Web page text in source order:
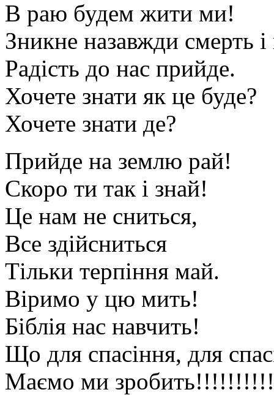
В раю будем жити ми!
Зникне назавжди смерть і
Радість до нас прийде.
Хочете знати як це буде?
Хочете знати де?
Прийде на землю рай!
Скоро ти так і знай!
Це нам не сниться,
Все здійсниться
Тільки терпіння май.
Віримо у цю мить!
Біблія нас навчить!
Що для спасіння, для
Маємо ми зробить!!!!!!!!!!